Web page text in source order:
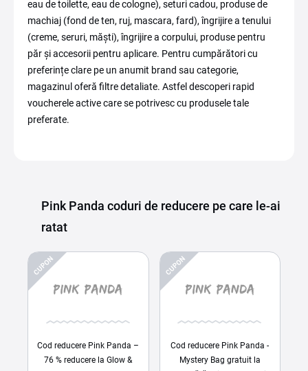
eau de toilette, eau de cologne), seturi cadou, produse de
machiaj (fond de ten, ruj, mascara, fard), îngrijire a tenului
(creme, seruri, măști), îngrijire a corpului, produse pentru
păr și accesorii pentru aplicare. Pentru cumpărători cu
preferințe clare pe un anumit brand sau categorie,
magazinul oferă filtre detaliate. Astfel descoperi rapid
voucherele active care se potrivesc cu produsele tale
preferate.
Pink Panda coduri de reducere pe care le-ai
ratat
CUPON
Cod reducere Pink Panda –
76 % reducere la Glow &
CUPON
Cod reducere Pink Panda -
Mystery Bag gratuit la